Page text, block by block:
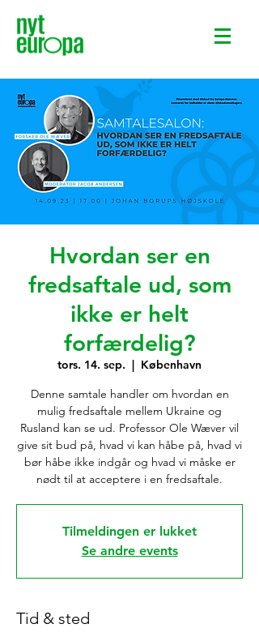
Hvordan ser en
fredsaftale ud, som
ikke er helt
forfærdelig?
tors. 14. sep.
  |
København
Denne samtale handler om hvordan en
mulig fredsaftale mellem Ukraine og
Rusland kan se ud. Professor Ole Wæver vil
give sit bud på, hvad vi kan håbe på, hvad vi
bør håbe ikke indgår og hvad vi måske er
nødt til at acceptere i en fredsaftale.
Tilmeldingen er lukket
Se andre events
Tid & sted